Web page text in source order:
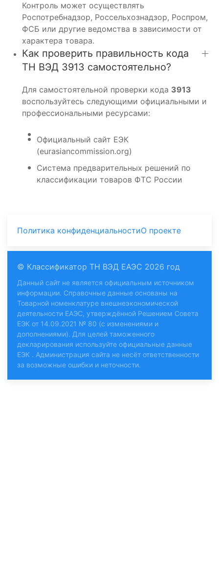
Контроль может осуществлять
Роспотребнадзор, Россельхознадзор, Роспром,
ФСБ или другие ведомства в зависимости от
характера товара.
Как проверить правильность кода
ТН ВЭД 3913 самостоятельно?
Для самостоятельной проверки кода 3913
воспользуйтесь следующими официальными и
профессиональными ресурсами:
Официальный сайт ЕЭК
(eurasiancommission.org)
Система предварительных решений по
классификации товаров ФТС России
Политика конфиденциальностиО проекте
© Классификатор ТН ВЭД ЕАЭС 2026 год
Данный сайт не является официальным источником
информации. Справочные данные основаны на
Товарной номенклатуре внешнеэкономической
деятельности ЕАЭС, утверждённой Решением Совета
ЕЭК от 14.09.2021 № 80 (с изменениями и
дополнениями). Для целей таможенного
декларирования используйте официальные данные
ЕЭК . Администрация сайта не несёт ответственности
за возможные ошибки и неточности.